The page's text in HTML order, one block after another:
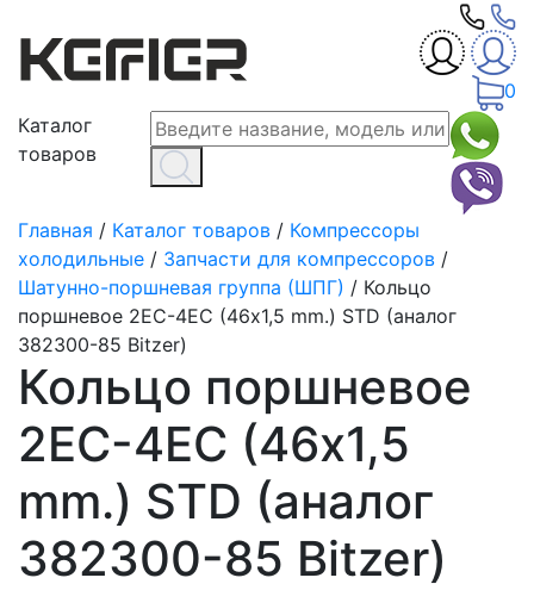
0
Каталог
товаров
Главная / Каталог товаров / Компрессоры
холодильные / Запчасти для компрессоров /
Шатунно-поршневая группа (ШПГ) / Кольцо
поршневое 2EC-4EС (46х1,5 mm.) STD (аналог
382300-85 Bitzer)
Кольцо поршневое
2EC-4EС (46х1,5
mm.) STD (аналог
382300-85 Bitzer)